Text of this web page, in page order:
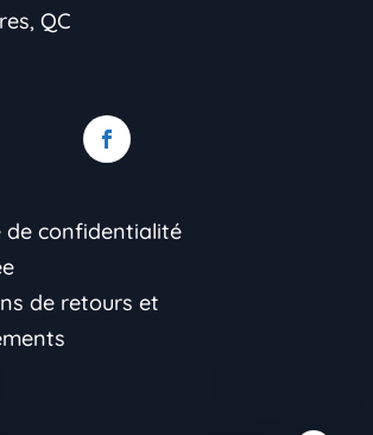
QC
confidentialité
de retours et